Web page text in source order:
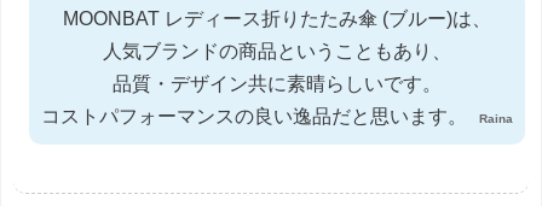
MOONBAT レディース折りたたみ傘 (ブルー)は、
人気ブランドの商品ということもあり、
品質・デザイン共に素晴らしいです。
コストパフォーマンスの良い逸品だと思います。
Raina